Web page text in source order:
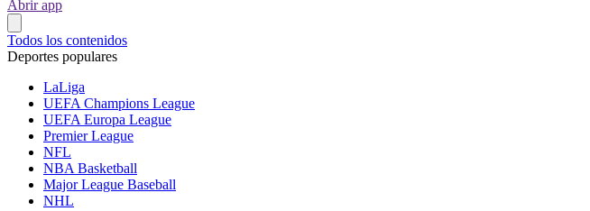
Abrir app
Todos los contenidos
Deportes populares
LaLiga
UEFA Champions League
UEFA Europa League
Premier League
NFL
NBA Basketball
Major League Baseball
NHL